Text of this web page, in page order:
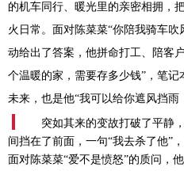
的机车同行、暖光里的亲密相拥，
火日常。面对陈菜菜“你陪我骑车吹
动给出了答案 ， 他拼命打工、 陪客
个温暖的家，需要存多少钱”，笔
未来，也是他“我可以给你遮风挡雨
突如其来的变故打破了平静
间挡在了前面，一句“我去杀了他”
面对陈菜菜“爱不是愤怒”的质问，